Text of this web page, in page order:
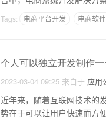
Tags: 电商平台开发 电商软
个人可以独立开发制作一
2023-03-04 09:25 来自于 应用
近年来，随着互联网技术的
势在于可以让用户快速而方